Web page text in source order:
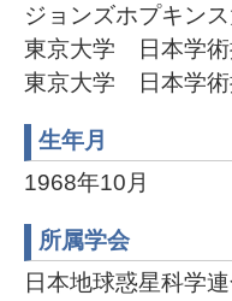
ジョンズホプキン
東京大学 日本学術
東京大学 日本学術
生年月
1968年10月
所属学会
日本地球惑星科学